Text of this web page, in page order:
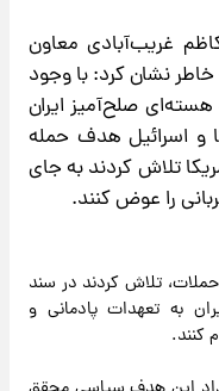
غریب‌آبادی معاون
نشان کرد: با وجود
صلح‌آمیز ایران
و اسرائیل هدف حمله
تلاش کردند به جای
را عوض کنند.
تلاش کردند در سند
به تعهدات پادمانی و
کنند.